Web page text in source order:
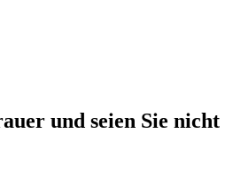
und seien Sie nicht